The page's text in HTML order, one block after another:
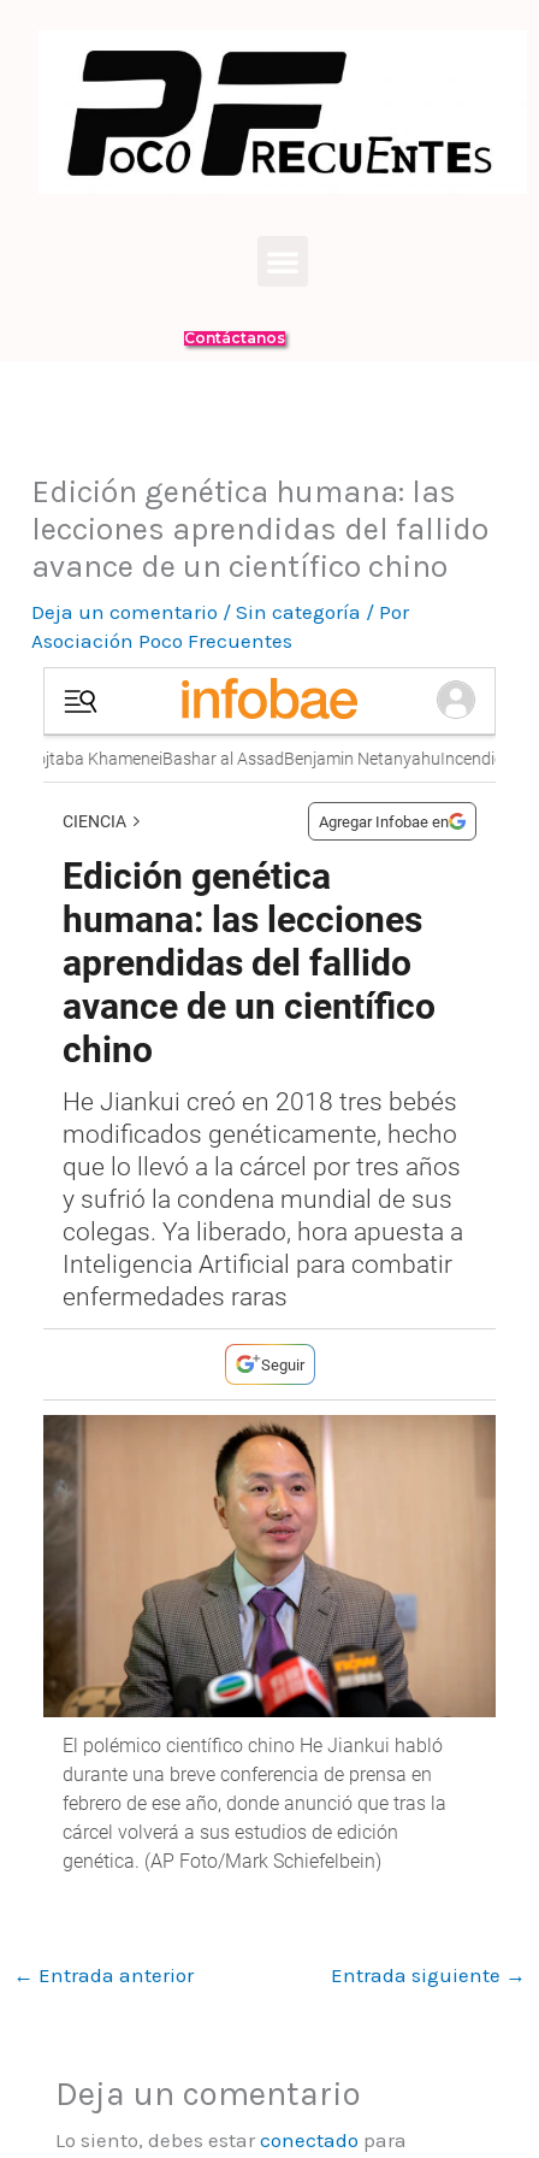
Contáctanos
Edición genética humana: las
lecciones aprendidas del fallido
avance de un científico chino
Deja un comentario /Sin categoría / Por
Asociación Poco Frecuentes
← Entrada anterior Entrada siguiente →
Deja un comentario
Lo siento, debes estar conectado para